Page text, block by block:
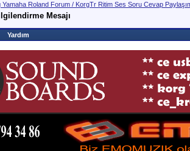
Yamaha Roland Forum / KorgTr Ritim Ses Soru Cevap
Mesajı
Yardım